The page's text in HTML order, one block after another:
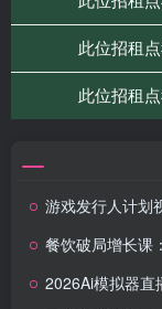
游戏发行人计划
餐饮破局增长课：内
2026Ai模拟器直